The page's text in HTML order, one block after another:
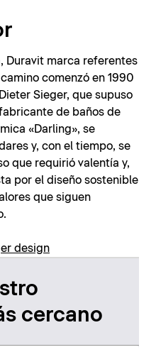
Duravit marca referentes
comenzó en 1990
Sieger, que supuso
de baños de
«Darling», se
y, con el tiempo, se
que requirió valentía y,
por el diseño sostenible
que siguen
design
cercano